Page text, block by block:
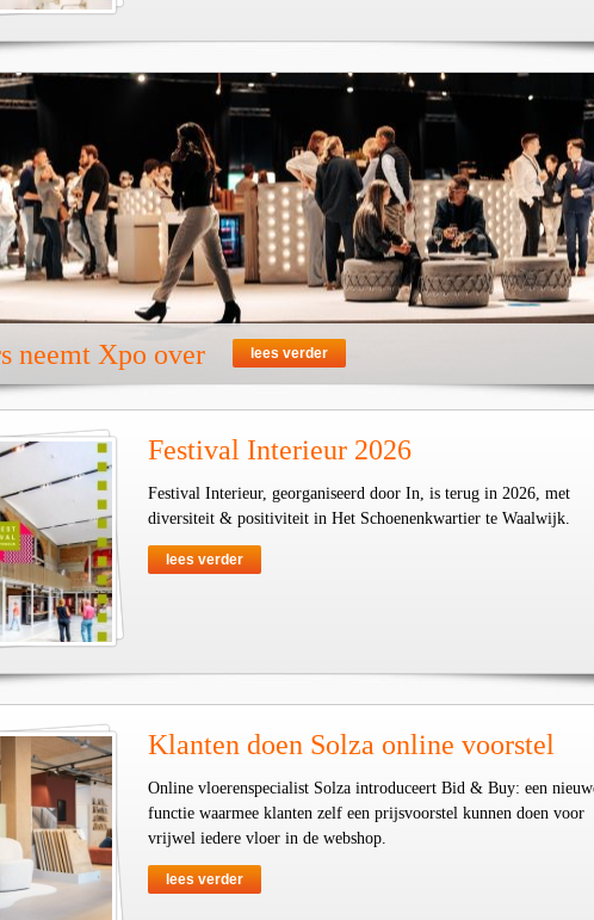
neemt Xpo over lees verder
Festival Interieur 2026
Festival Interieur, georganiseerd door In, is terug in 2026, met
diversiteit & positiviteit in Het Schoenenkwartier te Waalwijk.
lees verder
Klanten doen Solza online voorstel
Online vloerenspecialist Solza introduceert Bid & Buy: een
functie waarmee klanten zelf een prijsvoorstel kunnen doen voor
vrijwel iedere vloer in de webshop.
lees verder